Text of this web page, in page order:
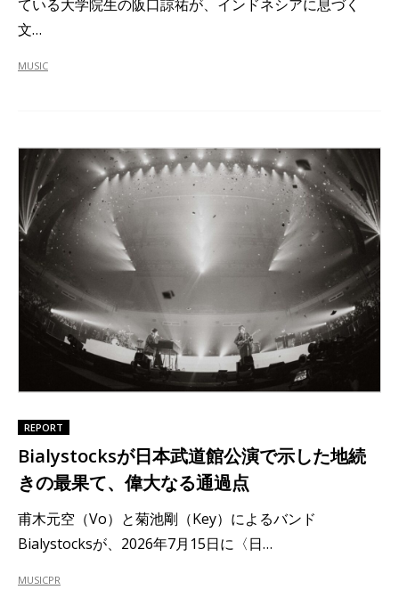
ている大学院生の阪口諒祐が、インドネシアに息づく
文…
MUSIC
REPORT
Bialystocksが日本武道館公演で示した地続
きの最果て、偉大なる通過点
甫木元空（Vo）と菊池剛（Key）によるバンド
Bialystocksが、2026年7月15日に〈日…
MUSICPR